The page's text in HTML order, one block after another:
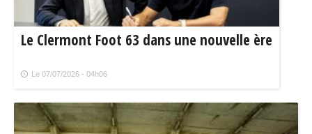
Le Clermont Foot 63 dans une nouvelle ère
Le 07/07/2026 - 04h06